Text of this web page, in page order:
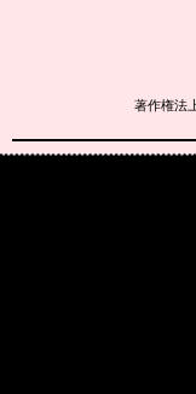
著作権法